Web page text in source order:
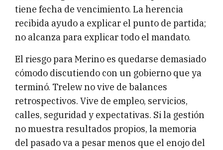
tiene fecha de vencimiento. La herencia
recibida ayudo a explicar el punto de partida;
no alcanza para explicar todo el mandato.
El riesgo para Merino es quedarse demasiado
cómodo discutiendo con un gobierno que ya
terminó. Trelew no vive de balances
retrospectivos. Vive de empleo, servicios,
calles, seguridad y expectativas. Si la gestión
no muestra resultados propios, la memoria
del pasado va a pesar menos que el enojo del